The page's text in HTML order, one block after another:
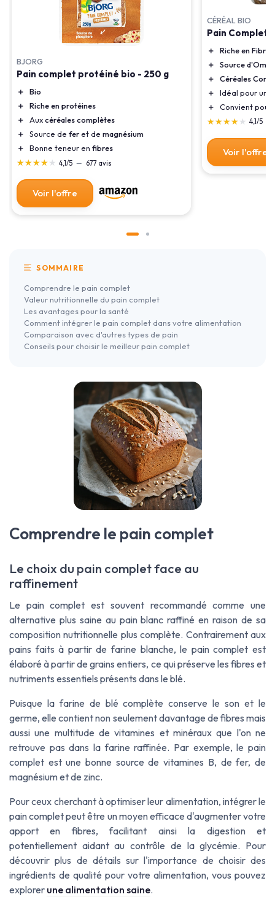
BJORG
Pain complet protéiné bio - 250 g
＋
Bio
＋
Riche en protéines
＋
Auxcéréales complètes
＋
Source de feret de magnésium
＋
Bonne teneur en fibres
★★★★★
★★★★★ 4,1/5 — 677 avis
Voir l'offre
CÉRÉAL BIO
Pain Complet
＋
Riche en Fibres
＋
Source
＋
Céréales
＋
Idéal pour un
＋
Convient pour
★★★★★
★★★★★ 4,1/5
Voir l'offre
SOMMAIRE
Comprendre le pain complet
Valeur nutritionnelle du pain complet
Les avantages pour la santé
Comment intégrer le pain complet dans votre alimentation
Comparaison avec d'autres types de pain
Conseils pour choisir le meilleur pain complet
Comprendre le pain complet
Le choix du pain complet face au
raffinement
Le pain complet est souvent recommandé comme une
alternative plus saine au pain blanc raffiné en raison de sa
composition nutritionnelle plus complète. Contrairement aux
pains faits à partir de farine blanche, le pain complet est
élaboré à partir de grains entiers, ce qui préserve les fibres et
nutriments essentiels présents dans le blé.
Puisque la farine de blé complète conserve le son et le
germe, elle contient non seulement davantage de fibres mais
aussi une multitude de vitamines et minéraux que l'on ne
retrouve pas dans la farine raffinée. Par exemple, le pain
complet est une bonne source de vitamines B, de fer, de
magnésium et de zinc.
Pour ceux cherchant à optimiser leur alimentation, intégrer le
pain complet peut être un moyen efficace d'augmenter votre
apport en fibres, facilitant ainsi la digestion et
potentiellement aidant au contrôle de la glycémie. Pour
découvrir plus de détails sur l'importance de choisir des
ingrédients de qualité pour votre alimentation, vous pouvez
explorer une alimentation saine.